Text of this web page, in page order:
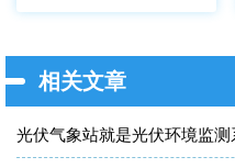
相关文章
光伏气象站就是光伏环境监测